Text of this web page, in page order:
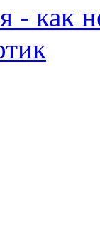
- как